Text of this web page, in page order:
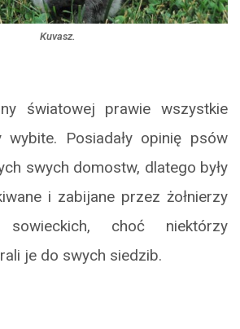
Kuvasz.
światowej prawie wszystkie
wybite. Posiadały opinię psów
swych domostw, dlatego były
i zabijane przez żołnierzy
choć niektórzy
je do swych siedzib.